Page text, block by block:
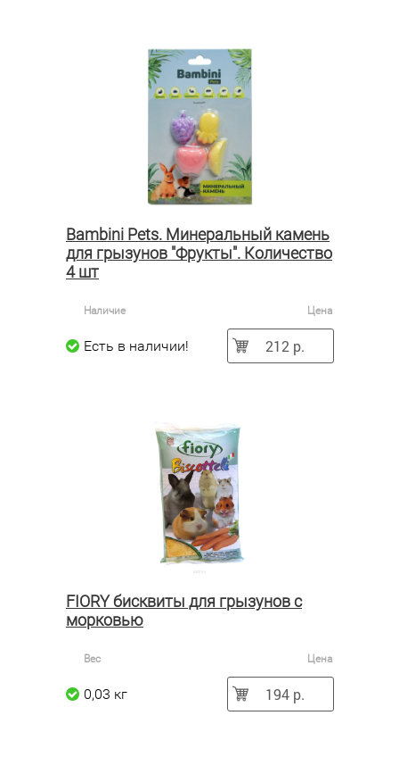
Bambini Pets. Минеральный камень
для грызунов "Фрукты". Количество
4 шт
Наличие Цена
Есть в наличии! 212 р.
FIORY бисквиты для грызунов с
морковью
Вес Цена
0,03 кг 194 р.